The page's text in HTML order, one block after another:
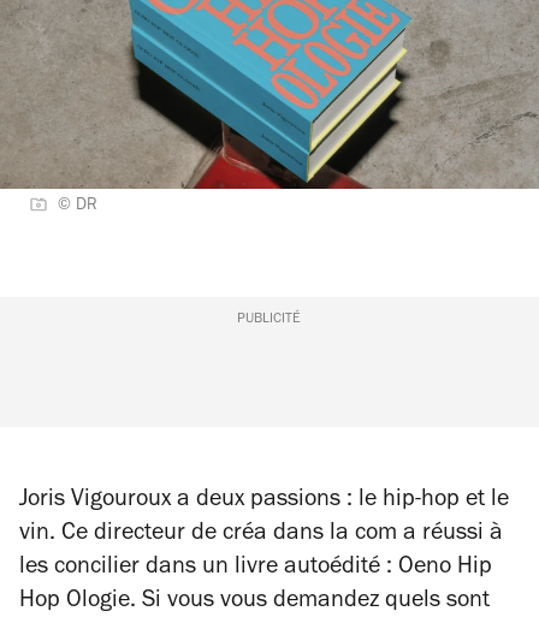
© DR
PUBLICITÉ
Joris Vigouroux a deux passions : le hip-hop et le
vin. Ce directeur de créa dans la com a réussi à
les concilier dans un livre autoédité : Oeno Hip
Hop Ologie. Si vous vous demandez quels sont